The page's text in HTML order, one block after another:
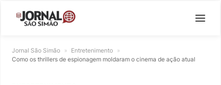
Jornal São Simão » Entretenimento »
Como os thrillers de espionagem moldaram o cinema de ação atual